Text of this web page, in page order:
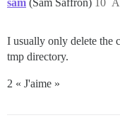
I usually only delete the
tmp directory.
2 « J'aime »